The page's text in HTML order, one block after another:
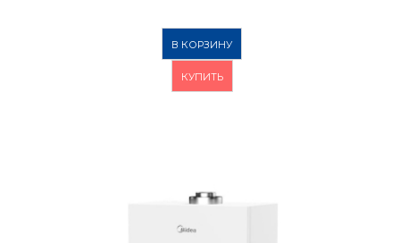
В КОРЗИНУ
КУПИТЬ